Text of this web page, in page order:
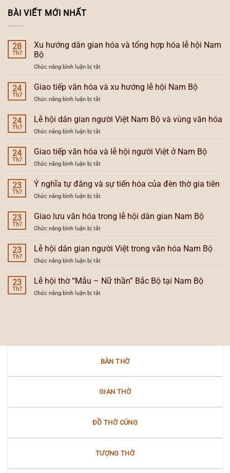
BÀI VIẾT MỚI NHẤT
28
Th7
Xu hướng dân gian hóa và tổng hợp hóa lễ hội Nam
Bộ
Chức năng bình luận bị tắtở
Xu
hướng
gian
hóa
và
lễ
hội
Bộ
24
Th7
Giao tiếp văn hóa và xu hướng lễ hội Nam Bộ
Chức năng bình luận bị tắtở
Giao
tiếp
văn
hóa
và
xu
Nam
Bộ
24
Th7
Lễ hội dân gian người Việt Nam Bộ và vùng văn hóa
Chức năng bình luận bị tắtở
Lễ
hội
gian
người
Việt
vùng
văn
24
Th7
Giao tiếp văn hóa và lễ hội người Việt ở Nam Bộ
Chức năng bình luận bị tắtở
Giao
tiếp
hóa
và
lễ
ở
Nam
23
Th7
Ý nghĩa tự đăng và sự tiến hóa của đèn thờ gia tiên
Chức năng bình luận bị tắtở
Ý
nghĩa
đăng
và
sự
đèn
thờ
23
Th7
Giao lưu văn hóa trong lễ hội dân gian Nam Bộ
Chức năng bình luận bị tắtở
Giao
lưu
văn
hóa
trong
lễ
23
Th7
Lễ hội dân gian người Việt trong văn hóa Nam Bộ
Chức năng bình luận bị tắtở
Lễ
hội
gian
Nam
Bộ
23
Th7
Lễ hội thờ “Mẫu – Nữ thần” Bắc Bộ tại Nam Bộ
Chức năng bình luận bị tắtở
Nữ
Bắc
Nam
BÀN THỜ
GIAN THỜ
ĐỒ THỜ CÚNG
TƯỢNG THỜ